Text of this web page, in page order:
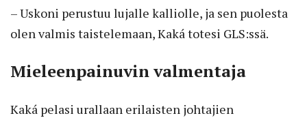
– Uskoni perustuu lujalle kalliolle, ja sen puolesta
olen valmis taistelemaan, Kaká totesi GLS:ssä.
Mieleenpainuvin valmentaja
Kaká pelasi urallaan erilaisten johtajien